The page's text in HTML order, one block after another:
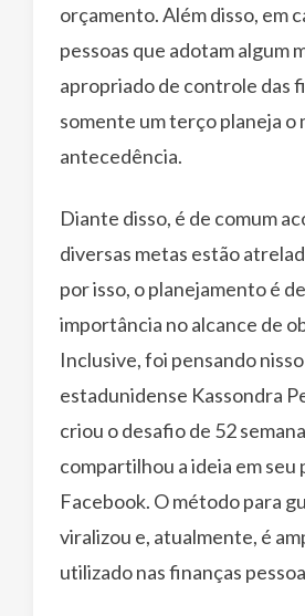
orçamento. Além disso, em
pessoas que adotam algum
apropriado de controle das
somente um terço planeja o
antecedência.
Diante disso, é de comum
diversas metas estão
por isso, o planejamento é
importância no alcance de
Inclusive, foi pensando
estadunidense Kassondra
criou o desafio de 52
compartilhou a ideia em seu
Facebook. O método para
viralizou e, atualmente, é
utilizado nas finanças